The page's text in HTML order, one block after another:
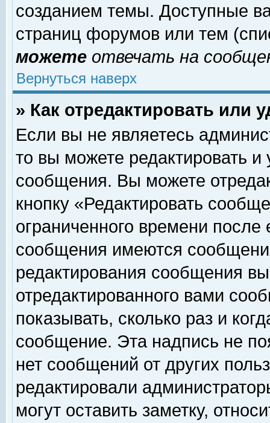
созданием темы. Доступные
страниц форумов или тем
можете отвечать на
Вернуться наверх
» Как отредактировать или
Если вы не являетесь
то вы можете редактировать и
сообщения. Вы можете
кнопку «Редактировать
ограниченного времени
сообщения имеются
редактирования сообщения
отредактированного вами
показывать, сколько раз и
сообщение. Эта надпись не
нет сообщений от других
редактировали
могут оставить заметку,